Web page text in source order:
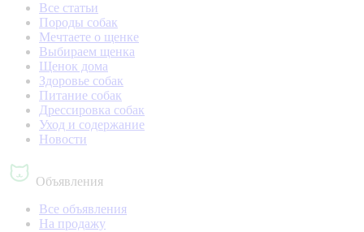
Все статьи
Породы собак
Мечтаете о щенке
Выбираем щенка
Щенок дома
Здоровье собак
Питание собак
Дрессировка собак
Уход и содержание
Новости
Объявления
Все объявления
На продажу